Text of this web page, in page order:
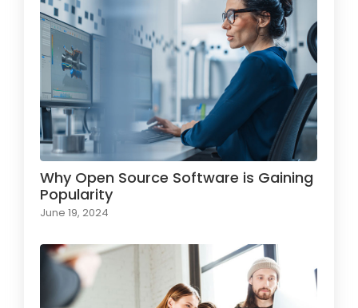
Why Open Source Software is Gaining
Popularity
June 19, 2024